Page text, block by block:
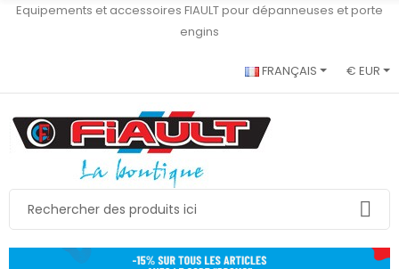
Equipements et accessoires FIAULT pour dépanneuses et porte
engins
FRANÇAIS € EUR